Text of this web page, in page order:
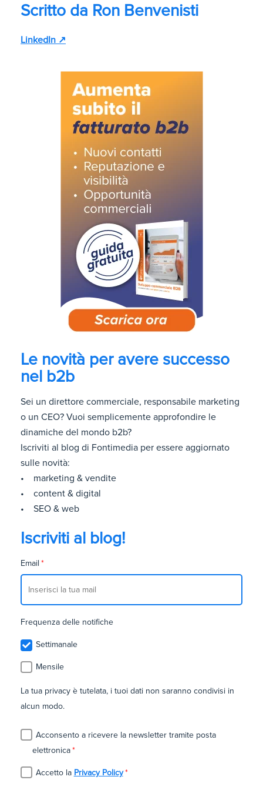
Scritto da Ron Benvenisti
LinkedIn ↗
Le novità per avere successo
nel b2b
Sei un direttore commerciale, responsabile marketing
o un CEO? Vuoi semplicemente approfondire le
dinamiche del mondo b2b?
Iscriviti al blog di Fontimedia per essere aggiornato
sulle novità:
• marketing & vendite
• content & digital
• SEO & web
Iscriviti al blog!
Email *
Frequenza delle notifiche
Settimanale
Mensile
La tua privacy è tutelata, i tuoi dati non saranno condivisi in
alcun modo.
Acconsento a ricevere la newsletter tramite posta
elettronica*
Accetto la Privacy Policy *